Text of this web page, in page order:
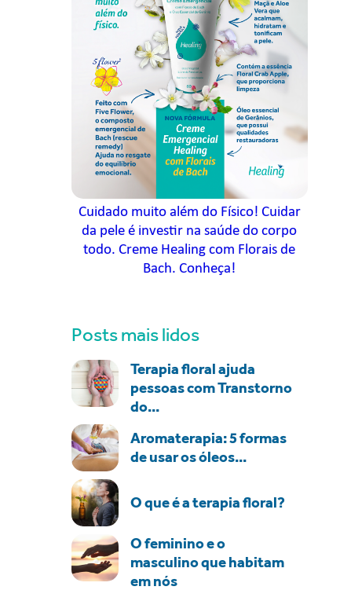
Cuidado muito além do Físico! Cuidar
da pele é investir na saúde do corpo
todo. Creme Healing com Florais de
Bach. Conheça!
Posts mais lidos
Terapia floral ajuda
pessoas com Transtorno
do...
Aromaterapia: 5 formas
de usar os óleos...
O que é a terapia floral?
O feminino e o
masculino que habitam
em nós